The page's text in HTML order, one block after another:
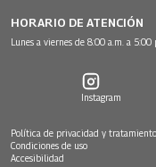
HORARIO DE ATENCIÓN
Lunes a viernes de 8:00 a.m. a 5:00
Instagram
Política de privacidad y
Condiciones de uso
Accesibilidad